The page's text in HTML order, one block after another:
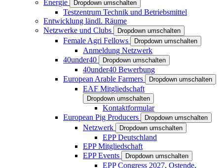
Energie
Dropdown umschalten
Testzentrum Technik und Betriebsmittel
Entwicklung ländl. Räume
Netzwerke und Clubs
Dropdown umschalten
Female Agri Fellows Dropdown umschalten
Anmeldung Netzwerk
40under40
Dropdown umschalten
40under40 Bewerbung
European Arable Farmers
Dropdown umschalten
EAF Mitgliedschaft
Dropdown umschalten
Kontaktformular
European Pig Producers
Dropdown umschalten
Netzwerk Dropdown umschalten
EPP Deutschland
EPP Mitgliedschaft
EPP Events
Dropdown umschalten
EPP Congress 2027, Ostende,